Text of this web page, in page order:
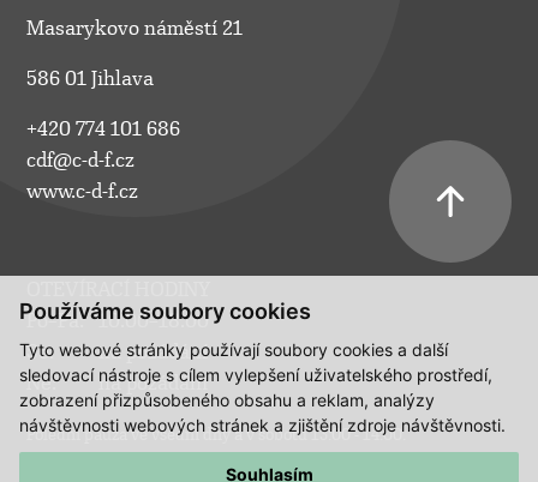
Používáme soubory cookies
Tyto webové stránky používají soubory cookies a další
sledovací nástroje s cílem vylepšení uživatelského prostředí,
zobrazení přizpůsobeného obsahu a reklam, analýzy
návštěvnosti webových stránek a zjištění zdroje návštěvnosti.
Souhlasím
Masarykovo náměstí 21
586 01 Jihlava
+420 774 101 686
cdf@c-d-f.cz
www.c-d-f.cz
Po–Pá:
10.00–18.00
So:
na požádání
Ne:
na požádání
Polední pauza ve všední dny a v sobotu 13:00 - 14:00.